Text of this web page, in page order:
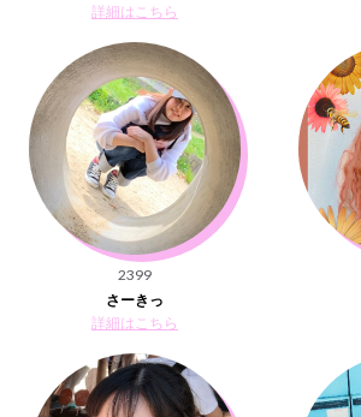
詳細はこちら
2399
さーきっ
詳細はこちら